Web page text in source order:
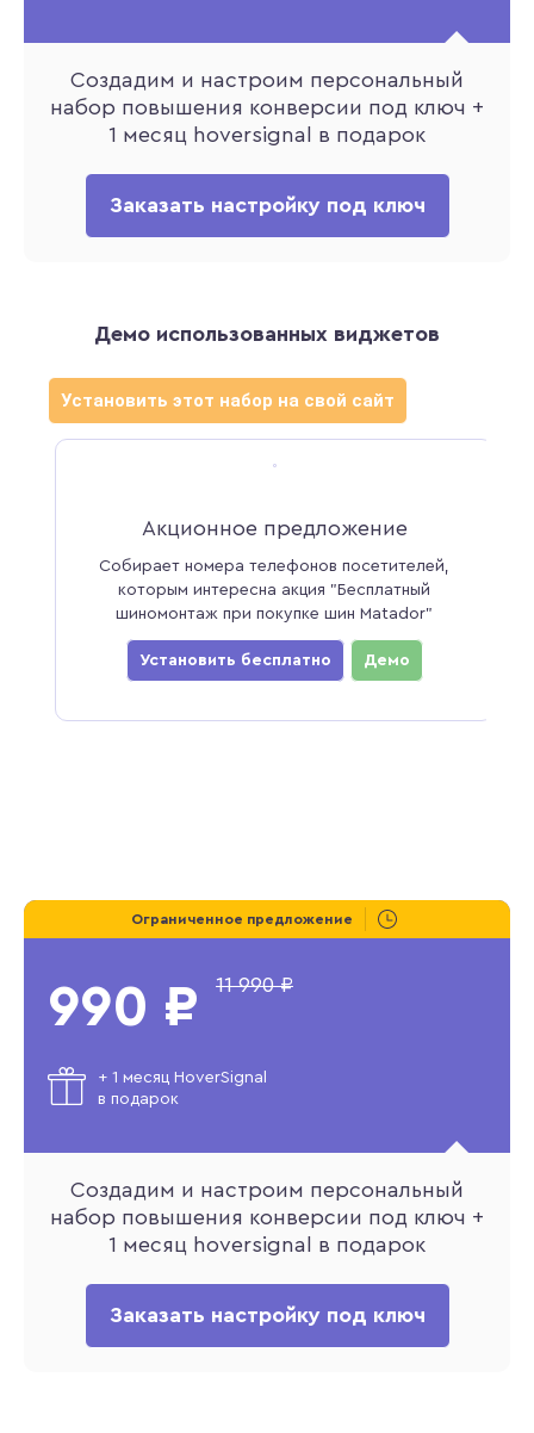
Создадим и настроим персональный
набор повышения конверсии под ключ +
1 месяц hoversignal в подарок
Заказать настройку под ключ
Демо использованных виджетов
Установить этот набор на свой сайт
Акционное предложение
Собирает номера телефонов посетителей,
которым интересна акция "Бесплатный
шиномонтаж при покупке шин Matador"
Установить бесплатно Демо
Ограниченное предложение
Создадим и настроим персональный
набор повышения конверсии под ключ +
1 месяц hoversignal в подарок
Заказать настройку под ключ
990 ₽ 11 990 ₽
+ 1 месяц HoverSignal
в подарок